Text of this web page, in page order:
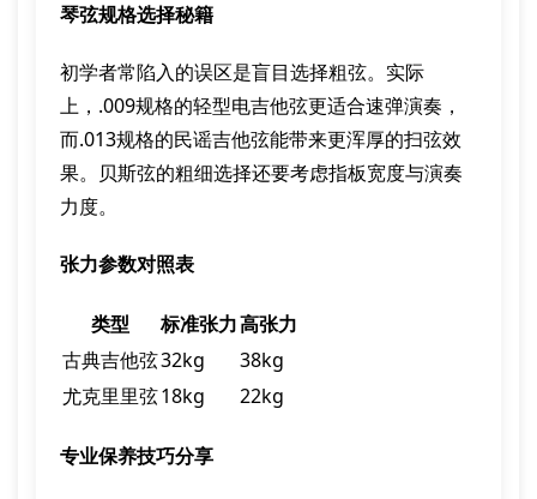
琴弦规格选择秘籍
初学者常陷入的误区是盲目选择粗弦。实际
上，.009规格的轻型电吉他弦更适合速弹演奏，
而.013规格的民谣吉他弦能带来更浑厚的扫弦效
果。贝斯弦的粗细选择还要考虑指板宽度与演奏
力度。
张力参数对照表
类型 标准张力高张力
古典吉他弦32kg
38kg
尤克里里弦18kg 22kg
专业保养技巧分享